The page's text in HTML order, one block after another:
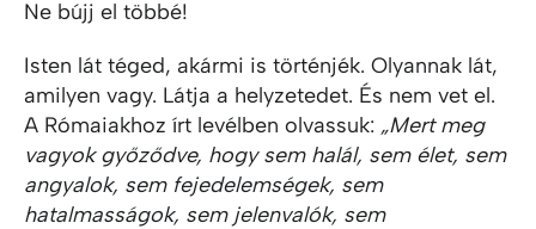
Ne bújj el többé!
Isten lát téged, akármi is történjék. Olyannak lát,
amilyen vagy. Látja a helyzetedet. És nem vet el.
A Rómaiakhoz írt levélben olvassuk: „Mert meg
vagyok győződve, hogy sem halál, sem élet, sem
angyalok, sem fejedelemségek, sem
hatalmasságok, sem jelenvalók, sem